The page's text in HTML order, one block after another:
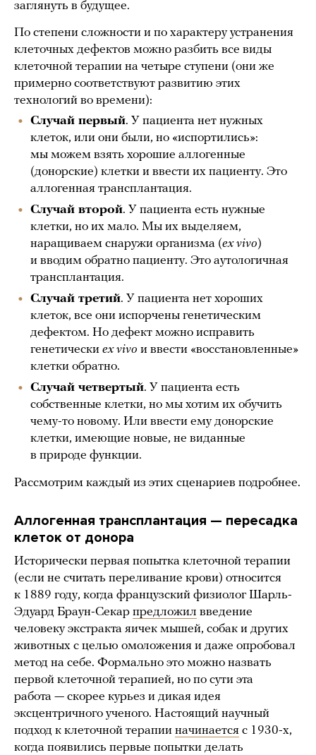
заглянуть в будущее.
По степени сложности и по характеру устранения
клеточных дефектов можно разбить все виды
клеточной терапии на четыре ступени (они же
примерно соответствуют развитию этих
технологий во времени):
Случай первый. У пациента нет нужных
клеток, или они были, но «испортились»:
мы можем взять хорошие аллогенные
(донорские) клетки и ввести их пациенту. Это
аллогенная трансплантация.
Случай второй. У пациента есть нужные
клетки, но их мало. Мы их выделяем,
наращиваем снаружи организма (ex vivo)
и вводим обратно пациенту. Это аутологичная
трансплантация.
Случай третий. У пациента нет хороших
клеток, все они испорчены генетическим
дефектом. Но дефект можно исправить
генетически ex vivo и ввести «восстановленные»
клетки обратно.
Случай четвертый. У пациента есть
собственные клетки, но мы хотим их обучить
чему-то новому. Или ввести ему донорские
клетки, имеющие новые, не виданные
в природе функции.
Рассмотрим каждый из этих сценариев подробнее.
Аллогенная трансплантация — пересадка
клеток от донора
Исторически первая попытка клеточной терапии
(если не считать переливание крови) относится
к 1889 году, когда французский физиолог Шарль-
Эдуард Браун-Секар предложил введение
человеку экстракта яичек мышей, собак и других
животных с целью омоложения и даже опробовал
метод на себе. Формально это можно назвать
первой клеточной терапией, но по сути эта
работа — скорее курьез и дикая идея
эксцентричного ученого. Настоящий научный
подход к клеточной терапии начинается с 1930-х,
когда появились первые попытки делать